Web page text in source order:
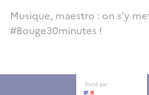
Musique, maestro : on s’y
#Bouge30minutes !
Autres
Autres Porté par